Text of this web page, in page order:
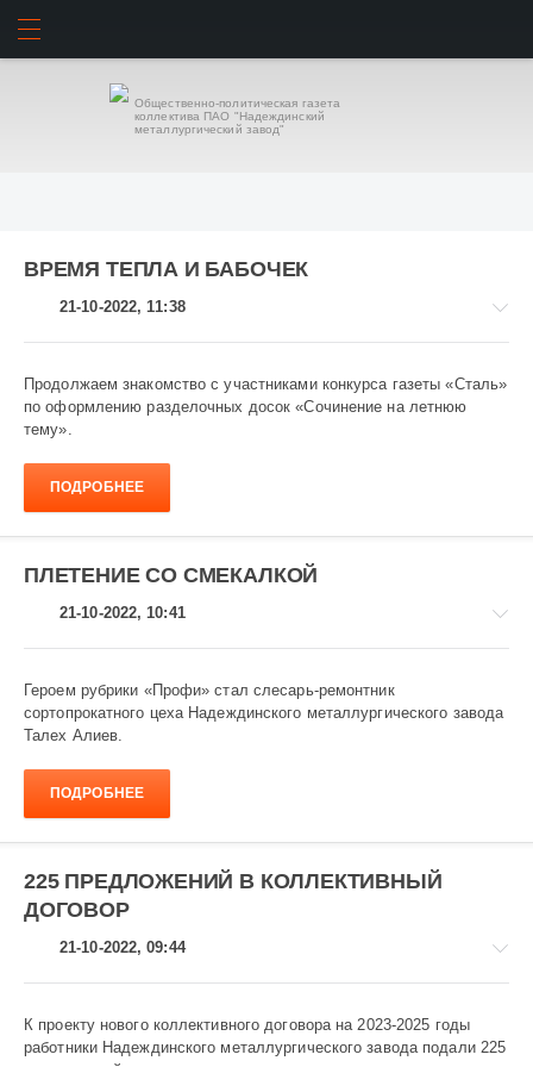
Общественно-политическая газета
коллектива ПАО "Надеждинский
металлургический завод"
ВРЕМЯ ТЕПЛА И БАБОЧЕК
21-10-2022, 11:38
-
-
-
744
Продолжаем знакомство с участниками конкурса газеты «Сталь»
по оформлению разделочных досок «Сочинение на летнюю
тему».
ПОДРОБНЕЕ
ПЛЕТЕНИЕ СО СМЕКАЛКОЙ
21-10-2022, 10:41
-
-
-
871
Героем рубрики «Профи» стал слесарь-ремонтник
сортопрокатного цеха Надеждинского металлургического завода
Талех Алиев.
ПОДРОБНЕЕ
225 ПРЕДЛОЖЕНИЙ В КОЛЛЕКТИВНЫЙ
ДОГОВОР
21-10-2022, 09:44
К проекту нового коллективного договора на 2023-2025 годы
работники Надеждинского металлургического завода подали 225